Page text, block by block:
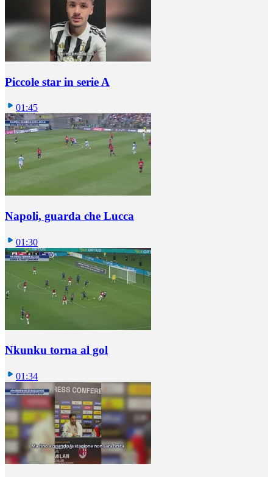
Piccole star in serie A
01:45
Napoli, guarda che Lucca
01:30
Nkunku torna al gol
01:34